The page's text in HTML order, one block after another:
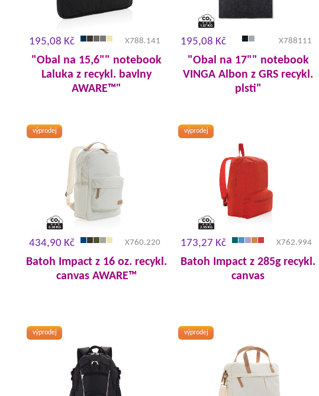
195,08 Kč X788.141
"Obal na 15,6"" notebook
Laluka z recykl. bavlny
AWARE™"
195,08 Kč X788111
"Obal na 17"" notebook
VINGA Albon z GRS recykl.
plsti"
výprodej
434,90 Kč X760.220
Batoh Impact z 16 oz. recykl.
canvas AWARE™
výprodej
173,27 Kč X762.994
Batoh Impact z 285g recykl.
canvas
výprodej výprodej